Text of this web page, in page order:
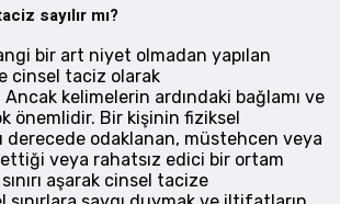
sayılır mı?
bir art niyet olmadan yapılan
cinsel taciz olarak
kelimelerin ardındaki bağlamı ve
önemlidir. Bir kişinin fiziksel
derecede odaklanan, müstehcen veya
veya rahatsız edici bir ortam
aşarak cinsel tacize